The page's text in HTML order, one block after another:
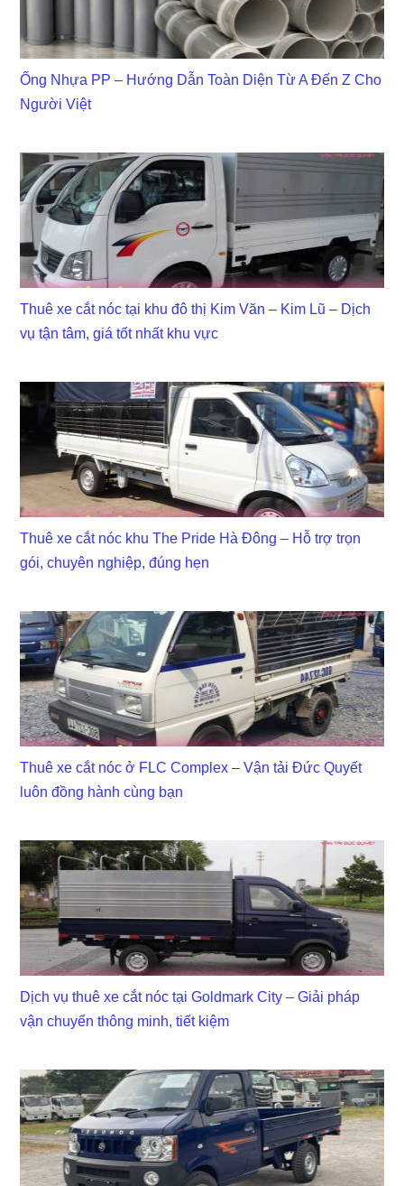
Ống Nhựa PP – Hướng Dẫn Toàn Diện Từ A Đến Z Cho
Người Việt
Thuê xe cắt nóc tại khu đô thị Kim Văn – Kim Lũ – Dịch
vụ tận tâm, giá tốt nhất khu vực
Thuê xe cắt nóc khu The Pride Hà Đông – Hỗ trợ trọn
gói, chuyên nghiệp, đúng hẹn
Thuê xe cắt nóc ở FLC Complex – Vận tải Đức Quyết
luôn đồng hành cùng bạn
Dịch vụ thuê xe cắt nóc tại Goldmark City – Giải pháp
vận chuyển thông minh, tiết kiệm